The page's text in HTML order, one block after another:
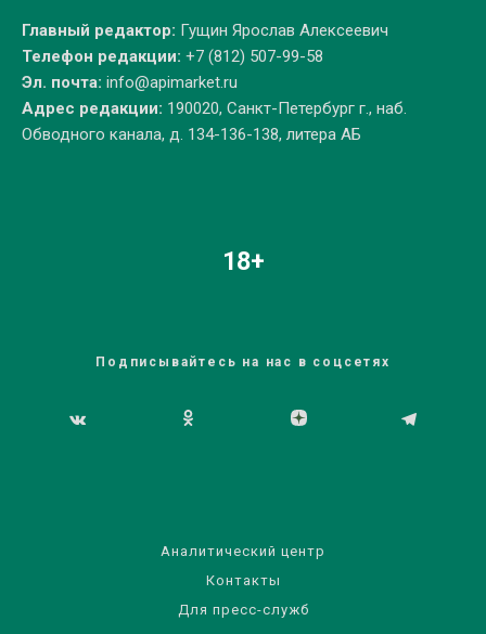
Главный редактор: Гущин Ярослав Алексеевич
Телефон редакции: +7 (812) 507-99-58
Эл. почта: info@apimarket.ru
Адрес редакции: 190020, Санкт-Петербург г., наб.
Обводного канала, д. 134-136-138, литера АБ
18+
Подписывайтесь на нас в соцсетях
Аналитический центр
Контакты
Для пресс-служб